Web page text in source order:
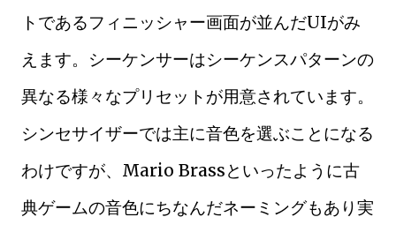
トであるフィニッシャー画面が並んだUIがみ
えます。シーケンサーはシーケンスパターンの
異なる様々なプリセットが用意されています。
シンセサイザーでは主に音色を選ぶことになる
わけですが、Mario Brassといったように古
典ゲームの音色にちなんだネーミングもあり実